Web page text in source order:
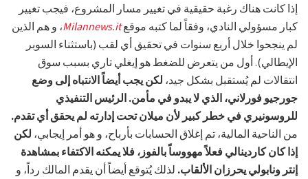
إذا كانت هناك رغبة حقيقية في تغيير مسار المشروع، فيجب تغيير
كبار مسؤولي النادي، وفقاً لما كتبه موقعMilannews.it، و هم الذين
لم ينجحوا خلال أربع سنوات في تحقيق أي لقب (باستثناء السوبر
الإيطالي). أول من يتعرض للضغط هو إيغلي تاري بسبب سوق
انتقالات لم يُستقبل بشكل جيد، لكن يجب أيضاً الانتباه إلى وضع
جورجيو فورلاني، الذي لا يبدو في مأمن. الرئيس التنفيذي
للروسونيري في خطر كبير لأن ميلان تحت إدارته لم يحقق أي تقدم.
من الناحية المالية، تم إغلاق الحسابات بأرباح، و هو أمر إيجابي، لكن
إذا كان كاردينالي فعلاً مهووساً بالفوز، فلا يمكنه الاكتفاء بمشاهدة
إنتر ونابولي يحرزان الألقاب. لذلك يُتوقع أيضاً أن يقدم المالك رداً، و